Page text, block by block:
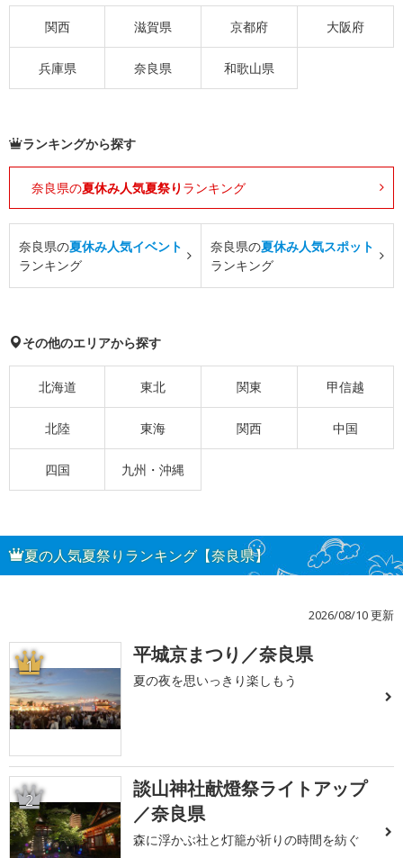
関西 滋賀県 京都府 大阪府
兵庫県 奈良県 和歌山県
ランキングから探す
奈良県の夏休み人気夏祭り ランキング
奈良県の夏休み人気イベント
ランキング
奈良県の夏休み人気スポット
ランキング
その他のエリアから探す
北海道 東北 関東 甲信越
北陸 東海 関西 中国
四国 九州・沖縄
夏の人気夏祭りランキング【奈良県】
2026/08/10 更新
1 平城京まつり／奈良県
夏の夜を思いっきり楽しもう
2
談山神社献燈祭ライトアップ
／奈良県
森に浮かぶ社と灯籠が祈りの時間を紡ぐ